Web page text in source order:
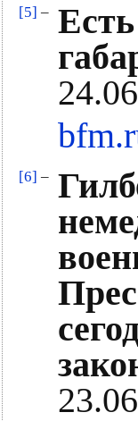
[5] –
[6] –